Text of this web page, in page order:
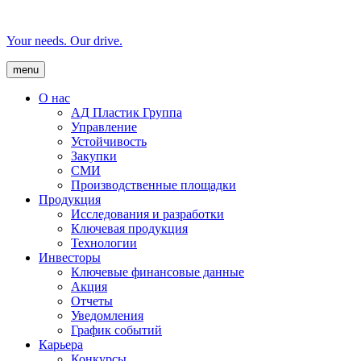
Your needs. Our drive.
menu
О нас
AД Пластик Группа
Управление
Устойчивость
Закупки
СМИ
Производственные площадки
Продукция
Исследования и разработки
Ключевая продукция
Технологии
Инвесторы
Ключевые финансовые данные
Акция
Отчеты
Уведомления
График событий
Карьера